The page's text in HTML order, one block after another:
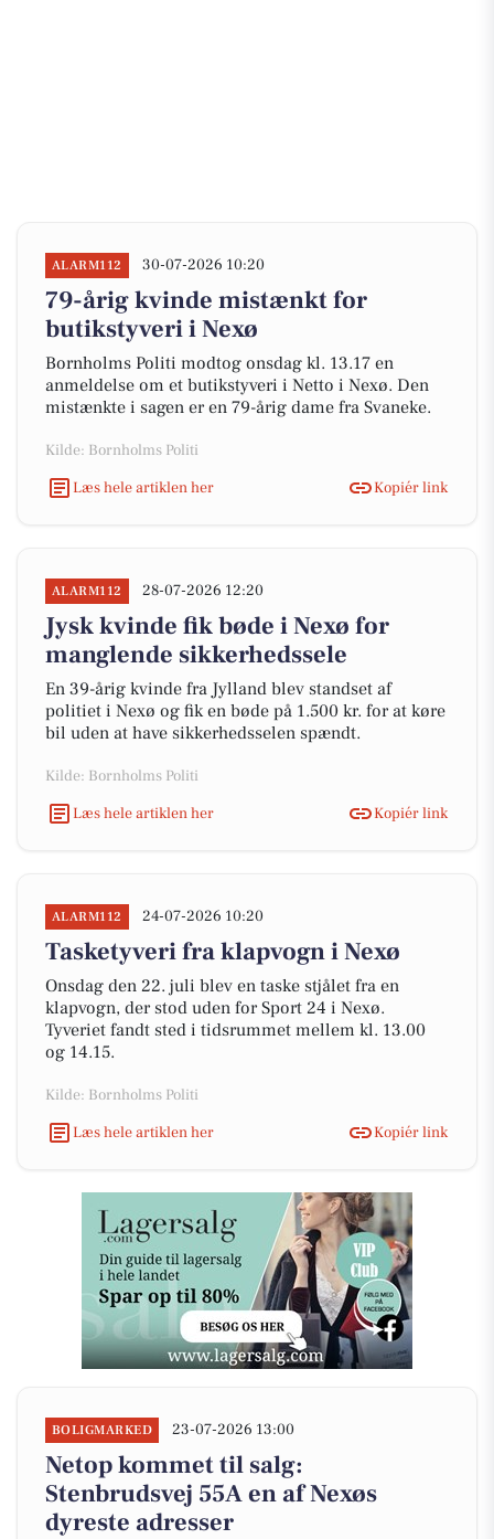
ALARM112 30-07-2026 10:20
79-årig kvinde mistænkt for
butikstyveri i Nexø
Bornholms Politi modtog onsdag kl. 13.17 en
anmeldelse om et butikstyveri i Netto i Nexø. Den
mistænkte i sagen er en 79-årig dame fra Svaneke.
Kilde: Bornholms Politi
Læs hele artiklen her
Kopiér link
ALARM112 28-07-2026 12:20
Jysk kvinde fik bøde i Nexø for
manglende sikkerhedssele
En 39-årig kvinde fra Jylland blev standset af
politiet i Nexø og fik en bøde på 1.500 kr. for at køre
bil uden at have sikkerhedsselen spændt.
Kilde: Bornholms Politi
Læs hele artiklen her
Kopiér link
ALARM112 24-07-2026 10:20
Tasketyveri fra klapvogn i Nexø
Onsdag den 22. juli blev en taske stjålet fra en
klapvogn, der stod uden for Sport 24 i Nexø.
Tyveriet fandt sted i tidsrummet mellem kl. 13.00
og 14.15.
Kilde: Bornholms Politi
Læs hele artiklen her
Kopiér link
BOLIGMARKED 23-07-2026 13:00
Netop kommet til salg:
Stenbrudsvej 55A en af Nexøs
dyreste adresser